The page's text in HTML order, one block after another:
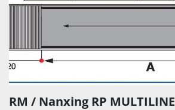
RM / Nanxing RP MULTILINE